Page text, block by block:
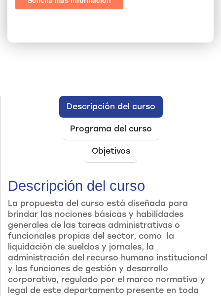
Descripción del curso
Programa del curso
Objetivos
Descripción del curso
La propuesta del curso está diseñada para
brindar las nociones básicas y habilidades
generales de las tareas administrativas o
funcionales propias del sector, como la
liquidación de sueldos y jornales, la
administración del recurso humano institucional
y las funciones de gestión y desarrollo
corporativo, regulado por el marco normativo y
legal de este departamento presente en toda